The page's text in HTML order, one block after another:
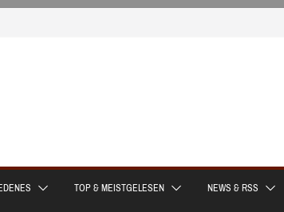
TOP & MEISTGELESEN NEWS & RSS